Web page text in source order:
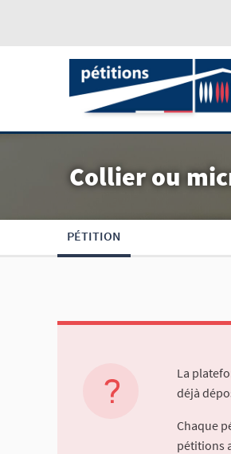
Collier ou
PÉTITION
La
déjà
Chaque
pétitions